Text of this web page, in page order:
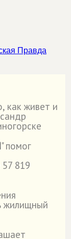
Правда
как живет и
" помог
819
жилищный